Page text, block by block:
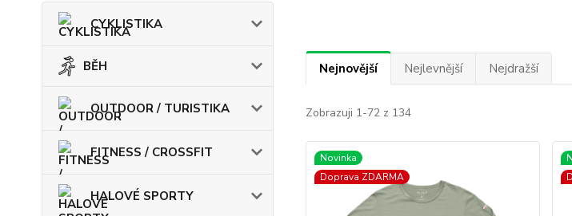
CYKLISTIKA
BĚH
OUTDOOR / TURISTIKA
FITNESS / CROSSFIT
HALOVÉ SPORTY
Nejnovější Nejlevnější Nejdražší
Zobrazuji 1-72 z 134
Novinka
Doprava ZDARMA